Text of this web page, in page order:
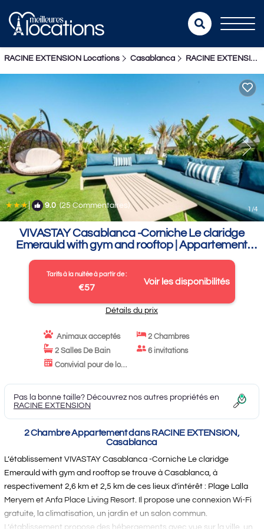
RACINE EXTENSION Locations Casablanca RACINE EXTENSION
| 9.0 (25 Commentaires) 1/4
VIVASTAY Casablanca -Corniche Le claridge
Emerauld with gym and rooftop | Appartement
dans Casablanca
Tarifs à la nuitée à partir de :
€57
Voir les disponibilités
Détails du prix
Animaux acceptés
2 Chambres
2 Salles De Bain
6 invitations
Convivial pour de longs séjours
Pas la bonne taille? Découvrez nos autres propriétés en
RACINE EXTENSION
2 Chambre Appartement dans RACINE EXTENSION,
Casablanca
L’établissement VIVASTAY Casablanca -Corniche Le claridge
Emerauld with gym and rooftop se trouve à Casablanca, à
respectivement 2,6 km et 2,5 km de ces lieux d’intérêt : Plage Lalla
Meryem et Anfa Place Living Resort. Il propose une connexion Wi-Fi
gratuite, la climatisation, un jardin et un salon commun.
L’établissement propose des hébergements avec vue sur la ville, un